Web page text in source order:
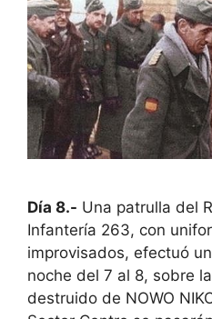
Día 8.- Una patrulla del
Infantería 263, con
improvisados, efectuó
noche del 7 al 8, sobre
destruido de NOWO